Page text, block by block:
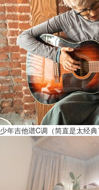
少年吉他谱C调（简直是太经